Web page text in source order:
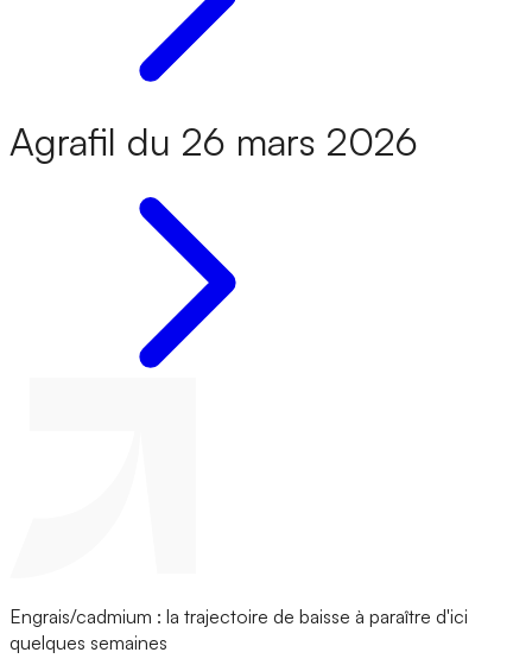
Agrafil du 26 mars 2026
Engrais/cadmium : la trajectoire de baisse à paraître d'ici
quelques semaines